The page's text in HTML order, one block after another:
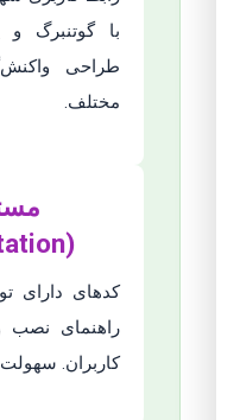
با گوتنبرگ
طراحی
مختلف.
(Documentation)
راهنمای نصب
کاربران.